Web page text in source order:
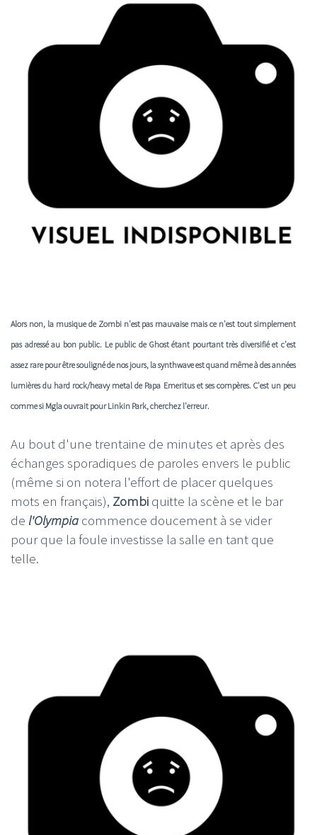
Alors non, la musique de Zombin'est pas mauvaise mais ce n'est tout simplement
pas adressé au bon public. Le public de Ghostétant pourtant très diversifié et c'est
assez rare pour être souligné de nos jours, la synthwave est quand même à des années
lumières du hard rock/heavy metal de Papa Emerituset ses compères. C'est un peu
comme si Mglaouvrait pourLinkin Park, cherchez l'erreur.
Au bout d'une trentaine de minutes et après des
échanges sporadiques de paroles envers le public
(même si on notera l'effort de placer quelques
mots en français), Zombi quitte la scène et le bar
de l'Olympia commence doucement à se vider
pour que la foule investisse la salle en tant que
telle.